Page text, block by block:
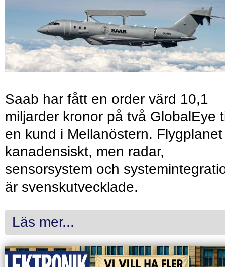
Saab har fått en order värd 10,1
miljarder kronor på två GlobalEye
en kund i Mellanöstern.
kanadensiskt, men radar,
sensorsystem och
är svenskutvecklade.
Läs mer...